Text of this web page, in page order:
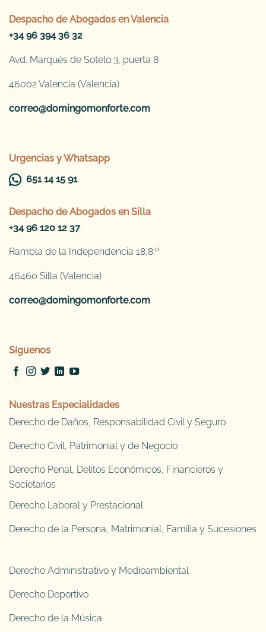
Despacho de Abogados en Valencia
+34 96 394 36 32
Avd. Marqués de Sotelo 3, puerta 8
46002 Valencia (Valencia)
correo@domingomonforte.com
Urgencias y Whatsapp
651 14 15 91
Despacho de Abogados en Silla
+34 96 120 12 37
Rambla de la Independencia 18,8.º
46460 Silla (Valencia)
correo@domingomonforte.com
Síguenos
Nuestras Especialidades
Derecho de Daños, Responsabilidad Civil y Seguro
Derecho Civil, Patrimonial y de Negocio
Derecho Penal, Delitos Económicos, Financieros y
Societarios
Derecho Laboral y Prestacional
Derecho de la Persona, Matrimonial, Familia y Sucesiones
Derecho Administrativo y Medioambiental
Derecho Deportivo
Derecho de la Música